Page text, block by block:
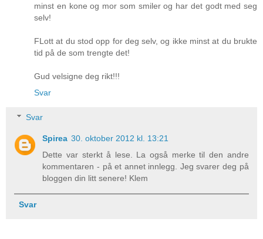
minst en kone og mor som smiler og har det godt med seg
selv!
FLott at du stod opp for deg selv, og ikke minst at du brukte
tid på de som trengte det!
Gud velsigne deg rikt!!!
Svar
Svar
Spirea 30. oktober 2012 kl. 13:21
Dette var sterkt å lese. La også merke til den andre
kommentaren - på et annet innlegg. Jeg svarer deg på
bloggen din litt senere! Klem
Svar